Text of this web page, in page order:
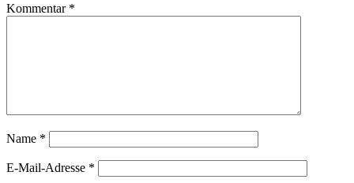
Kommentar *
Name *
E-Mail-Adresse *